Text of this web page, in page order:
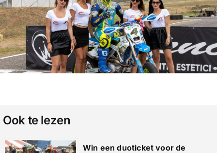
Ook te lezen
Win een duoticket voor de